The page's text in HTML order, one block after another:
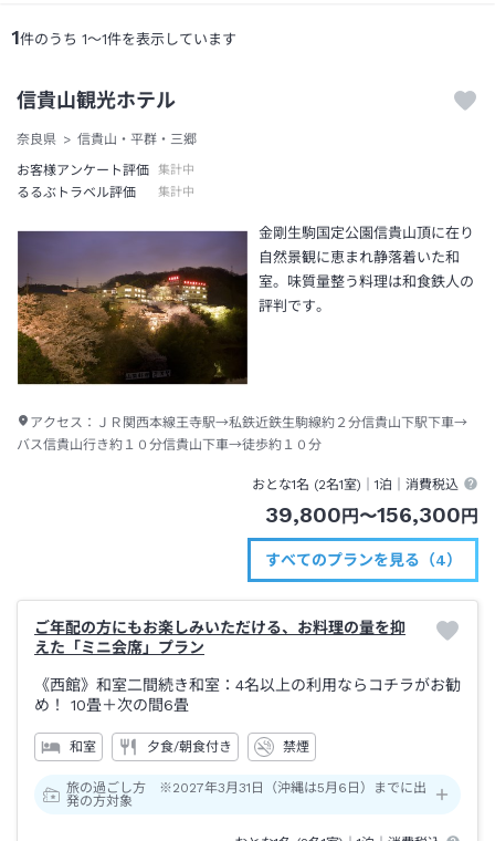
1件のうち 1～1件を表示しています
信貴山観光ホテル
奈良県
信貴山・平群・三郷
お客様アンケート評価
集計中
るるぶトラベル評価 集計中
金剛生駒国定公園信貴山頂に在り
自然景観に恵まれ静落着いた和
室。味質量整う料理は和食鉄人の
評判です。
アクセス： ＪＲ関西本線王寺駅→私鉄近鉄生駒線約２分信貴山下駅下車→
バス信貴山行き約１０分信貴山下車→徒歩約１０分
おとな1名 (2名1室)｜1泊 ｜消費税込
39,800 円 〜156,300 円
すべてのプランを見る（4）
ご年配の方にもお楽しみいただける、お料理の量を抑
えた「ミニ会席」プラン
《西館》和室二間続き和室：4名以上の利用ならコチラがお勧
め！
10畳＋次の間6畳
和室 夕食/朝食付き 禁煙
旅の過ごし方 ※2027年3月31日（沖縄は5月6日）までに出
発の方対象